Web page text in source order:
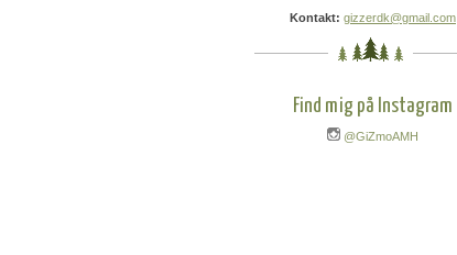
Kontakt: gizzerdk@gmail.com
Find mig på Instagram
@GiZmoAMH